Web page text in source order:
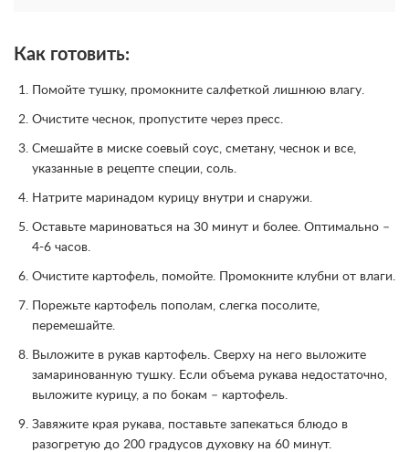
Как готовить:
Помойте тушку, промокните салфеткой лишнюю влагу.
Очистите чеснок, пропустите через пресс.
Смешайте в миске соевый соус, сметану, чеснок и все,
указанные в рецепте специи, соль.
Натрите маринадом курицу внутри и снаружи.
Оставьте мариноваться на 30 минут и более. Оптимально –
4-6 часов.
Очистите картофель, помойте. Промокните клубни от влаги.
Порежьте картофель пополам, слегка посолите,
перемешайте.
Выложите в рукав картофель. Сверху на него выложите
замаринованную тушку. Если объема рукава недостаточно,
выложите курицу, а по бокам – картофель.
Завяжите края рукава, поставьте запекаться блюдо в
разогретую до 200 градусов духовку на 60 минут.